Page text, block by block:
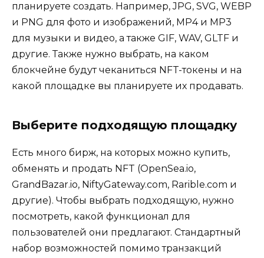
планируете создать. Например, JPG, SVG, WEBP
и PNG для фото и изображений, MP4 и MP3
для музыки и видео, а также GIF, WAV, GLTF и
другие. Также нужно выбрать, на каком
блокчейне будут чеканиться NFT-токены и на
какой площадке вы планируете их продавать.
Выберите подходящую площадку
Есть много бирж, на которых можно купить,
обменять и продать NFT (OpenSea.io,
GrandBazar.io, NiftyGateway.com, Rarible.com и
другие). Чтобы выбрать подходящую, нужно
посмотреть, какой функционал для
пользователей они предлагают. Стандартный
набор возможностей помимо транзакций